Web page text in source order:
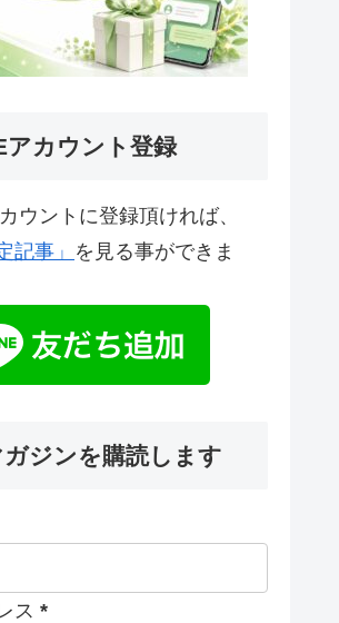
アカウント登録
ウントに登録頂ければ、
記事」 を見る事ができま
ガジンを購読します
ス *